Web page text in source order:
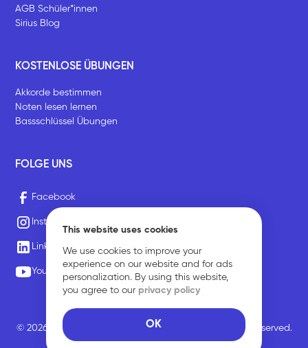
This website uses cookies
We use cookies to improve your
experience on our website and for ads
personalization. By using this website,
you agree to our privacy policy
OK
AGB Schüler*innen
Sirius Blog
KOSTENLOSE ÜBUNGEN
Akkorde bestimmen
Noten lesen lernen
Bassschlüssel Übungen
FOLGE UNS
Facebook
Instagram
LinkedIn
Youtube
© 2026 Sirius Music Communications GmbH. All rights reserved.